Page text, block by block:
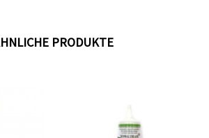
PRODUKTE